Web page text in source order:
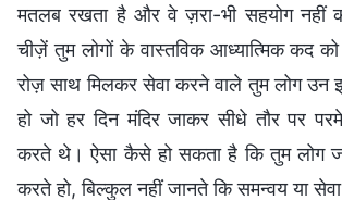
मतलब रखता है और वे ज़रा-भी सहयोग नहीं
चीज़ें तुम लोगों के वास्तविक आध्यात्मिक कद को
रोज़ साथ मिलकर सेवा करने वाले तुम लोग उन
हो जो हर दिन मंदिर जाकर सीधे तौर पर
करते थे। ऐसा कैसे हो सकता है कि तुम लोग
करते हो, बिल्कुल नहीं जानते कि समन्वय या